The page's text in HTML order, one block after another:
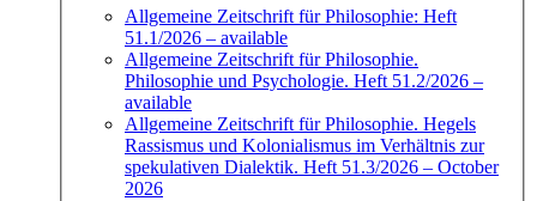
Allgemeine Zeitschrift für Philosophie: Heft
51.1/2026 – available
Allgemeine Zeitschrift für Philosophie.
Philosophie und Psychologie. Heft 51.2/2026 –
available
Allgemeine Zeitschrift für Philosophie. Hegels
Rassismus und Kolonialismus im Verhältnis zur
spekulativen Dialektik. Heft 51.3/2026 – October
2026